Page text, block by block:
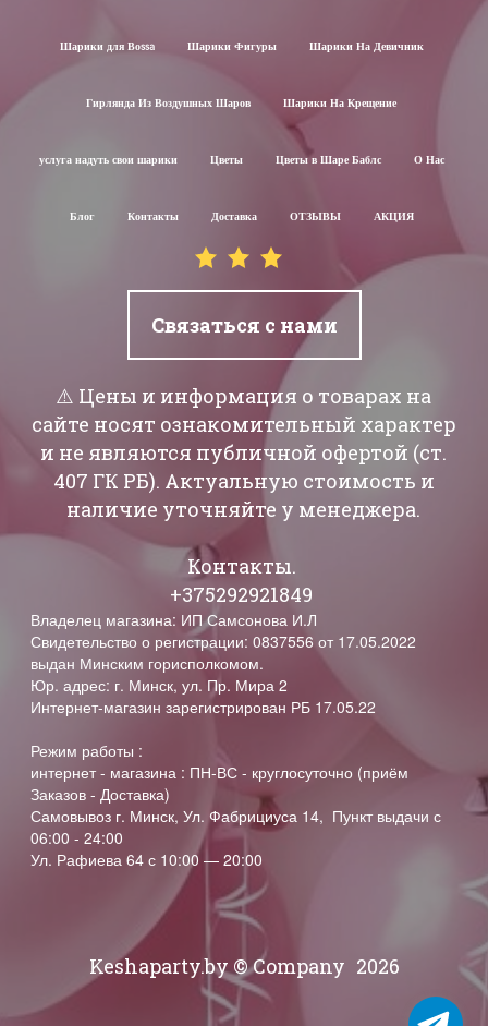
Шарики для Воssa Шарики Фигуры Шарики На Девичник
Гирлянда Из Воздушных Шаров Шарики На Крещение
услуга надуть свои шарики Цветы Цветы в Шаре Баблс О Нас
Блог Контакты Доставка ОТЗЫВЫ АКЦИЯ
Связаться с нами
⚠️ Цены и информация о товарах на
сайте носят ознакомительный характер
и не являются публичной офертой (ст.
407 ГК РБ). Актуальную стоимость и
наличие уточняйте у менеджера.
Контакты.
+375292921849
Владелец магазина: ИП Самсонова И.Л
Свидетельство о регистрации: 0837556 от 17.05.2022
выдан Минским горисполкомом.
Юр. адрес: г. Минск, ул. Пр. Мира 2
Интернет-магазин зарегистрирован РБ 17.05.22
Режим работы :
интернет - магазина : ПН-ВС - круглосуточно (приём
Заказов - Доставка)
Самовывоз г. Минск, Ул. Фабрициуса 14, Пункт выдачи с
06:00 - 24:00
Ул. Рафиева 64 с 10:00 — 20:00
Keshaparty.by © Company 2026